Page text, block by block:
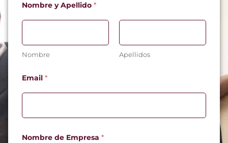
Nombre y Apellido *
Nombre Apellidos
Email *
Nombre de Empresa *